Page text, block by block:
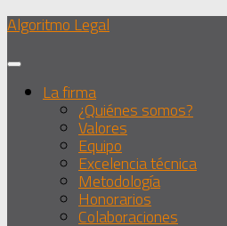
Debajo
del
contenido
Algoritmo Legal
La firma
¿Quiénes somos?
Valores
Equipo
Excelencia técnica
Metodología
Honorarios
Colaboraciones